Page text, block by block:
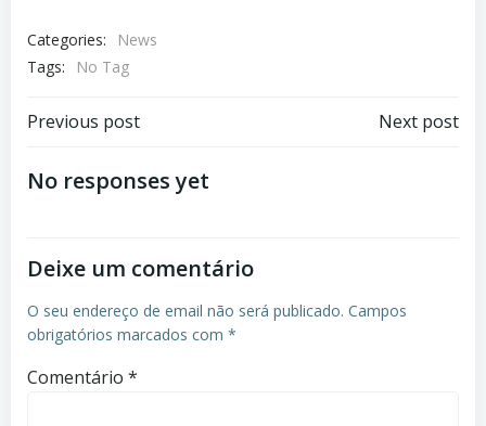
Categories:
News
Tags:
No Tag
Post
navigation
Previous post Next post
No responses yet
Deixe um comentário
O seu endereço de email não será publicado. Campos
obrigatórios marcados com *
Comentário *